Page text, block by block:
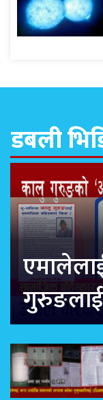
डबली
गुरुङलाई